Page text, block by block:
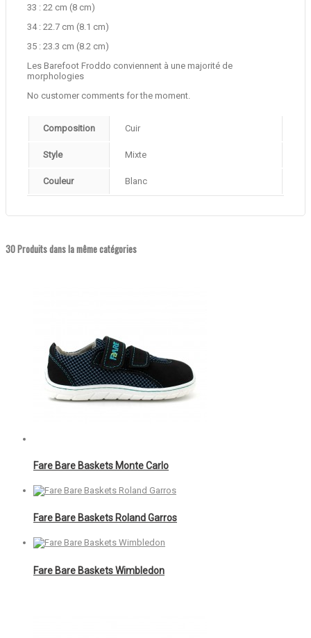
33 : 22 cm (8 cm)
34 : 22.7 cm (8.1 cm)
35 : 23.3 cm (8.2 cm)
Les Barefoot Froddo conviennent à une majorité de
morphologies
No customer comments for the moment.
Composition Cuir
Style Mixte
Couleur Blanc
30 Produits dans la même catégories
Fare Bare Baskets Monte Carlo
Fare Bare Baskets Roland Garros
Fare Bare Baskets Wimbledon